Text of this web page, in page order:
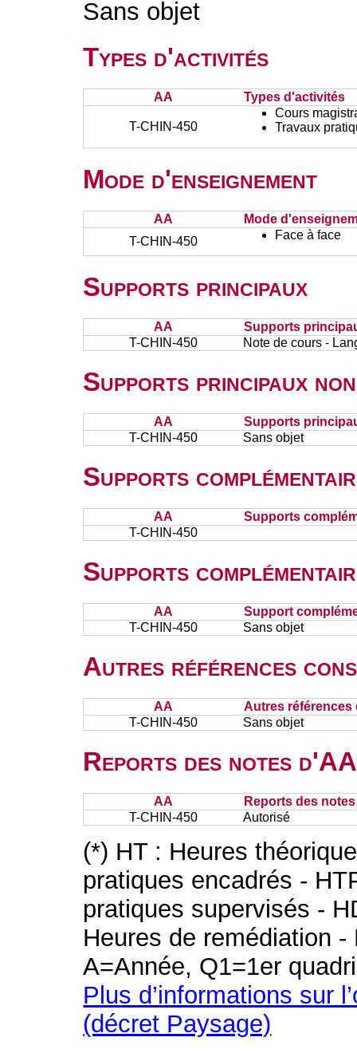
Sans objet
Types d'activités
AA Types d'activités
T-CHIN-450
Cours
Travaux
Mode d'enseignement
AA
Mode
T-CHIN-450
Face à face
Supports principaux
AA
Supports
T-CHIN-450
Note de cours -
Supports principaux
AA
Supports
T-CHIN-450
Sans objet
Supports
AA
Supports
T-CHIN-450
Supports
AA
Support
T-CHIN-450
Sans objet
Autres références
AA
Autres références
T-CHIN-450
Sans objet
Reports des notes
AA
Reports des
T-CHIN-450
Autorisé
(*) HT : Heures
pratiques encadrés -
pratiques supervisés -
Heures de remédiation
A=Année, Q1=1er
Plus d’informations sur
(décret Paysage)